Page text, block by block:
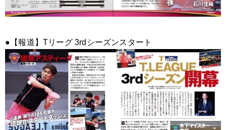
●【報道】Tリーグ 3rdシーズンスタート